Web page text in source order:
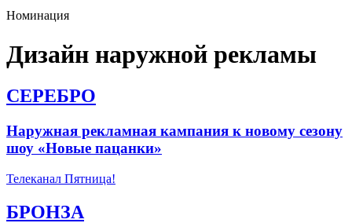
Номинация
Дизайн наружной рекламы
СЕРЕБРО
Наружная рекламная кампания к новому сезону
шоу «Новые пацанки»
Телеканал Пятница!
БРОНЗА